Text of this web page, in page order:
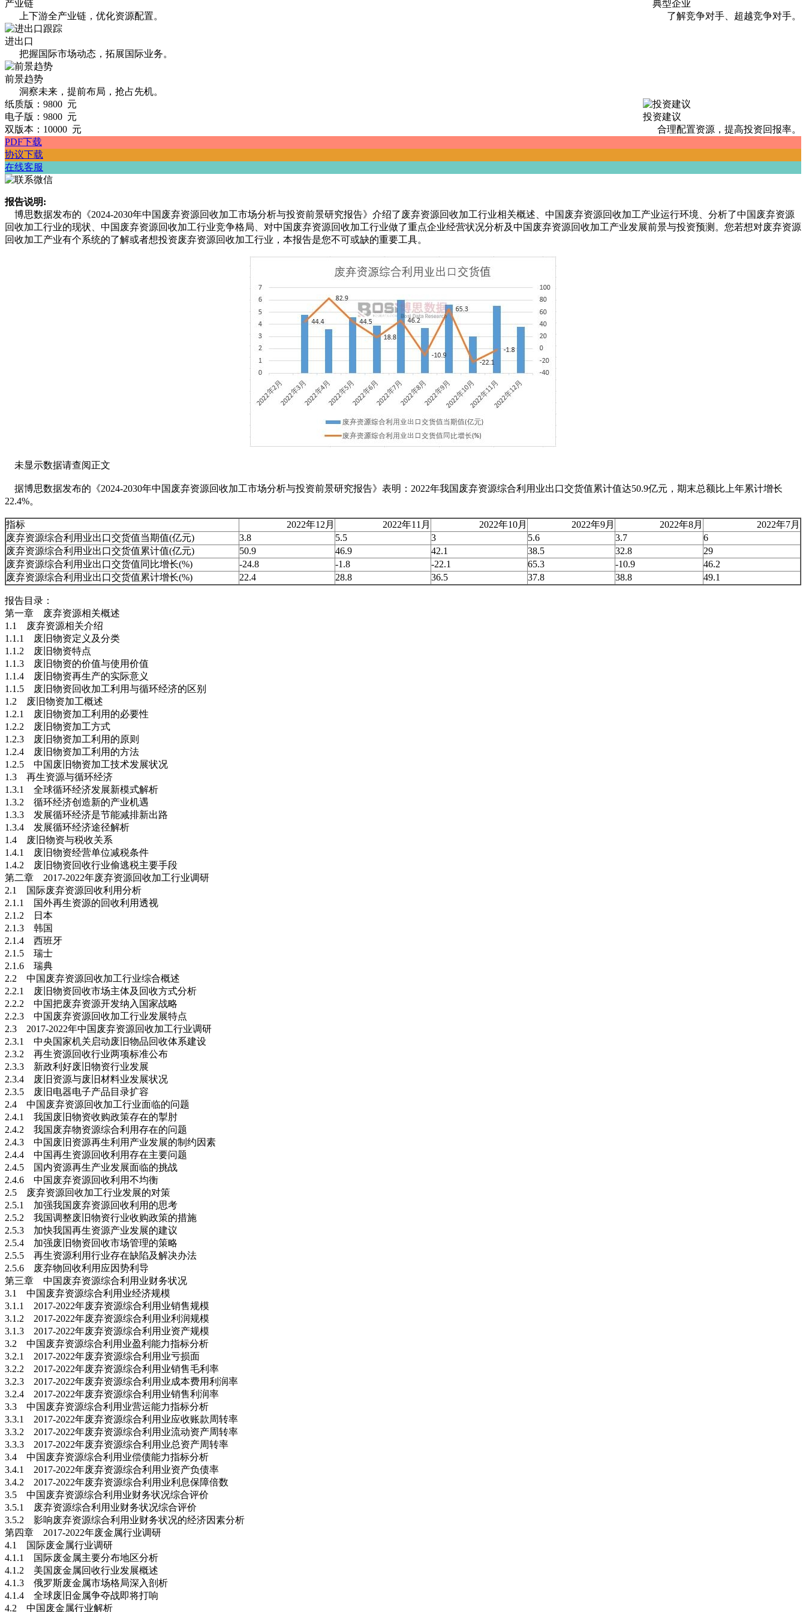
典型企业
了解竞争对手、超越竞争对手。
产业链
上下游全产业链，优化资源配置。
进出口
把握国际市场动态，拓展国际业务。
前景趋势
洞察未来，提前布局，抢占先机。
投资建议
合理配置资源，提高投资回报率。
纸质版：9800 元
电子版：9800 元
双版本：10000 元
PDF下载
协议下载
在线客服
报告说明:
博思数据发布的《2024-2030年中国废弃资源回收加工市场分析与投资前景研究报告》介绍了废弃资源回收加工行业相关概述、中国废弃资源回收加工产业运行环境、分析了中国废弃资源
回收加工行业的现状、中国废弃资源回收加工行业竞争格局、对中国废弃资源回收加工行业做了重点企业经营状况分析及中国废弃资源回收加工产业发展前景与投资预测。您若想对废弃资源
回收加工产业有个系统的了解或者想投资废弃资源回收加工行业，本报告是您不可或缺的重要工具。
未显示数据请查阅正文
据博思数据发布的《2024-2030年中国废弃资源回收加工市场分析与投资前景研究报告》表明：2022年我国废弃资源综合利用业出口交货值累计值达50.9亿元，期末总额比上年累计增长
22.4%。
指标 2022年12月 2022年11月 2022年10月 2022年9月 2022年8月
2022年7月
废弃资源综合利用业出口交货值当期值(亿元)
3.8 5.5 3 5.6 3.7
6
废弃资源综合利用业出口交货值累计值(亿元)
50.9 46.9 42.1 38.5 32.8
29
废弃资源综合利用业出口交货值同比增长(%)
-24.8 -1.8 -22.1 65.3 -10.9
46.2
废弃资源综合利用业出口交货值累计增长(%)
22.4 28.8 36.5 37.8 38.8 49.1
报告目录：
第一章 废弃资源相关概述
1.1 废弃资源相关介绍
1.1.1 废旧物资定义及分类
1.1.2 废旧物资特点
1.1.3 废旧物资的价值与使用价值
1.1.4 废旧物资再生产的实际意义
1.1.5 废旧物资回收加工利用与循环经济的区别
1.2 废旧物资加工概述
1.2.1 废旧物资加工利用的必要性
1.2.2 废旧物资加工方式
1.2.3 废旧物资加工利用的原则
1.2.4 废旧物资加工利用的方法
1.2.5 中国废旧物资加工技术发展状况
1.3 再生资源与循环经济
1.3.1 全球循环经济发展新模式解析
1.3.2 循环经济创造新的产业机遇
1.3.3 发展循环经济是节能减排新出路
1.3.4 发展循环经济途径解析
1.4 废旧物资与税收关系
1.4.1 废旧物资经营单位减税条件
1.4.2 废旧物资回收行业偷逃税主要手段
第二章 2017-2022年废弃资源回收加工行业调研
2.1 国际废弃资源回收利用分析
2.1.1 国外再生资源的回收利用透视
2.1.2 日本
2.1.3 韩国
2.1.4 西班牙
2.1.5 瑞士
2.1.6 瑞典
2.2 中国废弃资源回收加工行业综合概述
2.2.1 废旧物资回收市场主体及回收方式分析
2.2.2 中国把废弃资源开发纳入国家战略
2.2.3 中国废弃资源回收加工行业发展特点
2.3 2017-2022年中国废弃资源回收加工行业调研
2.3.1 中央国家机关启动废旧物品回收体系建设
2.3.2 再生资源回收行业两项标准公布
2.3.3 新政利好废旧物资行业发展
2.3.4 废旧资源与废旧材料业发展状况
2.3.5 废旧电器电子产品目录扩容
2.4 中国废弃资源回收加工行业面临的问题
2.4.1 我国废旧物资收购政策存在的掣肘
2.4.2 我国废弃物资源综合利用存在的问题
2.4.3 中国废旧资源再生利用产业发展的制约因素
2.4.4 中国再生资源回收利用存在主要问题
2.4.5 国内资源再生产业发展面临的挑战
2.4.6 中国废弃资源回收利用不均衡
2.5 废弃资源回收加工行业发展的对策
2.5.1 加强我国废弃资源回收利用的思考
2.5.2 我国调整废旧物资行业收购政策的措施
2.5.3 加快我国再生资源产业发展的建议
2.5.4 加强废旧物资回收市场管理的策略
2.5.5 再生资源利用行业存在缺陷及解决办法
2.5.6 废弃物回收利用应因势利导
第三章 中国废弃资源综合利用业财务状况
3.1 中国废弃资源综合利用业经济规模
3.1.1 2017-2022年废弃资源综合利用业销售规模
3.1.2 2017-2022年废弃资源综合利用业利润规模
3.1.3 2017-2022年废弃资源综合利用业资产规模
3.2 中国废弃资源综合利用业盈利能力指标分析
3.2.1 2017-2022年废弃资源综合利用业亏损面
3.2.2 2017-2022年废弃资源综合利用业销售毛利率
3.2.3 2017-2022年废弃资源综合利用业成本费用利润率
3.2.4 2017-2022年废弃资源综合利用业销售利润率
3.3 中国废弃资源综合利用业营运能力指标分析
3.3.1 2017-2022年废弃资源综合利用业应收账款周转率
3.3.2 2017-2022年废弃资源综合利用业流动资产周转率
3.3.3 2017-2022年废弃资源综合利用业总资产周转率
3.4 中国废弃资源综合利用业偿债能力指标分析
3.4.1 2017-2022年废弃资源综合利用业资产负债率
3.4.2 2017-2022年废弃资源综合利用业利息保障倍数
3.5 中国废弃资源综合利用业财务状况综合评价
3.5.1 废弃资源综合利用业财务状况综合评价
3.5.2 影响废弃资源综合利用业财务状况的经济因素分析
第四章 2017-2022年废金属行业调研
4.1 国际废金属行业调研
4.1.1 国际废金属主要分布地区分析
4.1.2 美国废金属回收行业发展概述
4.1.3 俄罗斯废金属市场格局深入剖析
4.1.4 全球废旧金属争夺战即将打响
4.2 中国废金属行业解析